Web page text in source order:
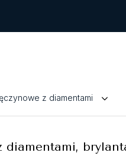
z diamentami
diamentami,